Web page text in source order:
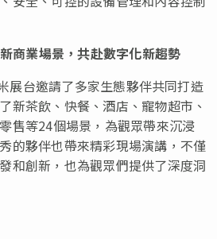
商業場景，共赴數字化新趨勢
展台邀請了多家生態夥伴共同打造
新茶飲、快餐、酒店、寵物超市、
售等24個場景，為觀眾帶來沉浸
的夥伴也帶來精彩現場演講，不僅
和創新，也為觀眾們提供了深度洞